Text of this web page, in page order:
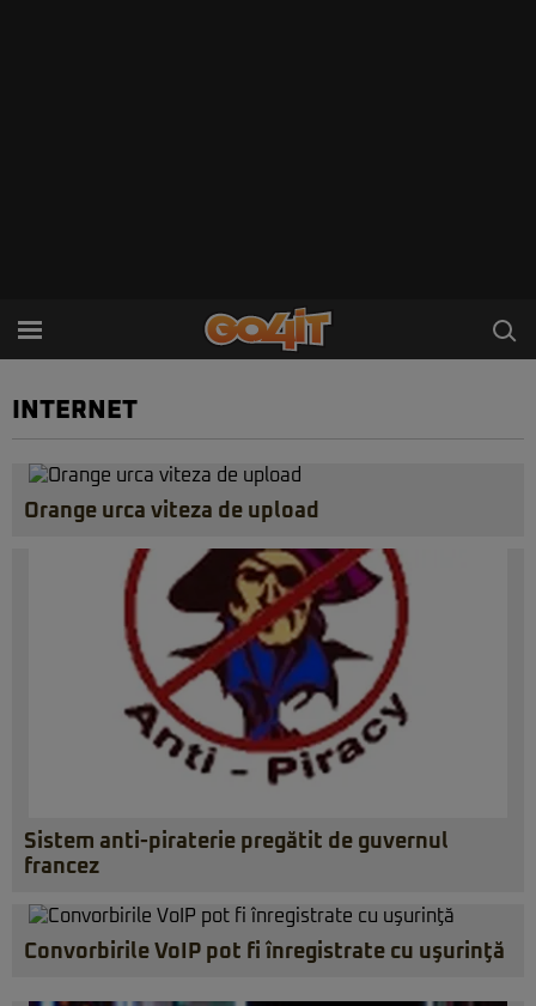
INTERNET
Orange urca viteza de upload
Sistem anti-piraterie pregătit de guvernul
francez
Convorbirile VoIP pot fi înregistrate cu uşurinţă